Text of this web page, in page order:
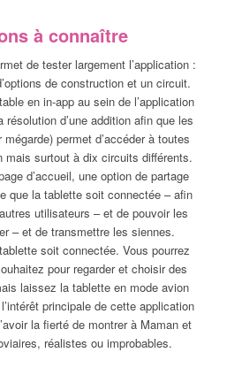
à connaître
de tester largement l’application :
de construction et un circuit.
en in-app au sein de l’application
résolution d’une addition afin que les
permet d’accéder à toutes
mais surtout à dix circuits différents.
d’accueil, une option de partage
que la tablette soit connectée – afin
utilisateurs – et de pouvoir les
– et de transmettre les siennes.
soit connectée. Vous pourrez
pour regarder et choisir des
laissez la tablette en mode avion
principale de cette application
la fierté de montrer à Maman et
réalistes ou improbables.